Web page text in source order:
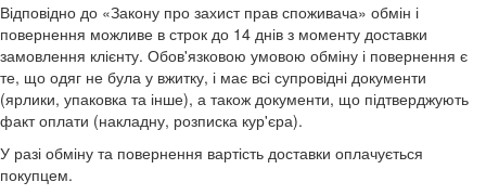
Відповідно до «Закону про захист прав споживача» обмін і
повернення можливе в строк до 14 днів з моменту доставки
замовлення клієнту. Обов'язковою умовою обміну і повернення є
те, що одяг не була у вжитку, і має всі супровідні документи
(ярлики, упаковка та інше), а також документи, що підтверджують
факт оплати (накладну, розписка кур'єра).
У разі обміну та повернення вартість доставки оплачується
покупцем.